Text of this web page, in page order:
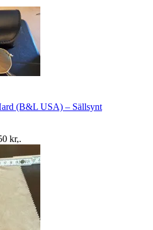
(B&L USA) – Sällsynt
kr,.